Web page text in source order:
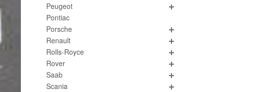
Peugeot
Pontiac
Porsche
Renault
Rolls-Royce
Rover
Saab
Scania